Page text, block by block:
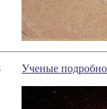
Ученые